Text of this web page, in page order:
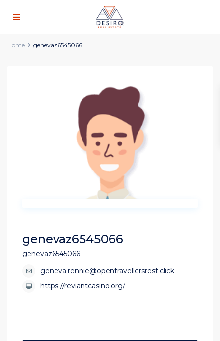
Home genevaz6545066
genevaz6545066
genevaz6545066
geneva.rennie@opentravellersrest.click
https://reviantcasino.org/